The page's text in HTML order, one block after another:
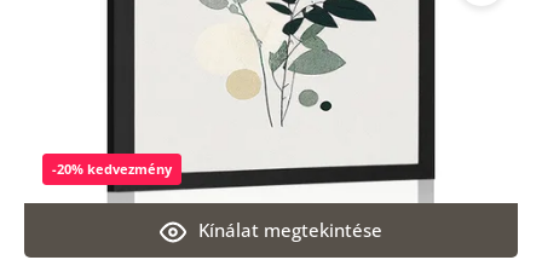
Kínálat megtekintése
-20% kedvezmény